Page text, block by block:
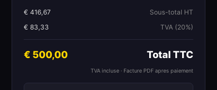
Sous-total HT
416,67 €
TVA (20%)
83,33 €
Total TTC
500,00 €
TVA incluse · Facture PDF apres paiement